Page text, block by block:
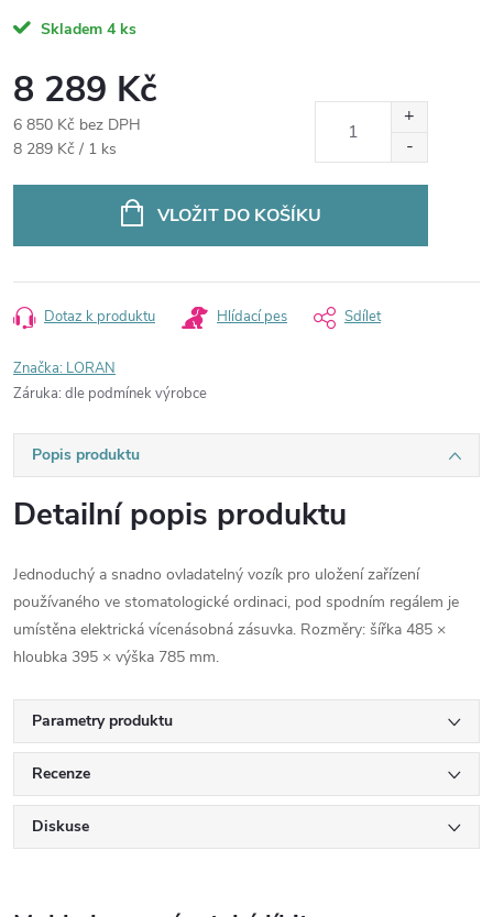
Skladem 4 ks
8 289 Kč
6 850 Kč bez DPH
Měrná
8 289 Kč / 1 ks
VLOŽIT DO KOŠÍKU
Dotaz k produktu Hlídací pes Sdílet
Značka: LORAN
Záruka: dle podmínek výrobce
Popis produktu
Detailní popis produktu
Jednoduchý a snadno ovladatelný vozík pro uložení zařízení
používaného ve stomatologické ordinaci, pod spodním regálem je
umístěna elektrická vícenásobná zásuvka. Rozměry: šířka 485 ×
hloubka 395 × výška 785 mm.
Parametry produktu
Recenze
Diskuse